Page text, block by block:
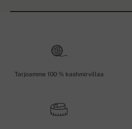
Tarjoamme 100 % kashmirvillaa